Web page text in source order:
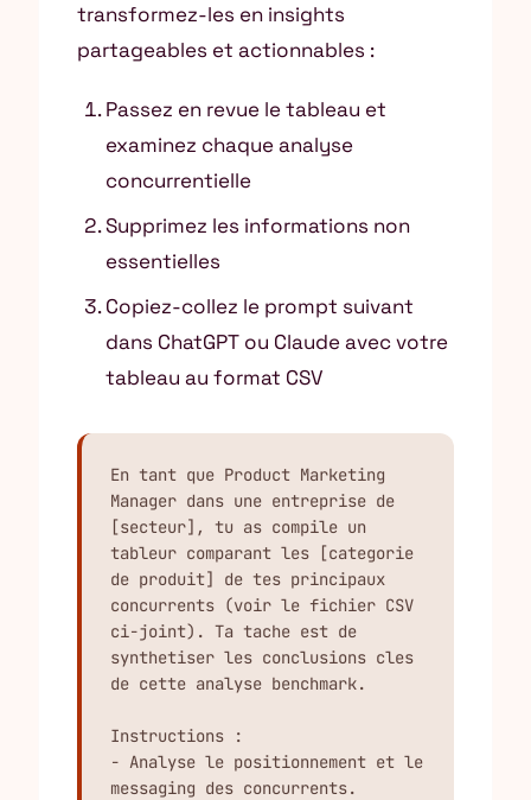
transformez-les en insights
partageables et actionnables :
Passez en revue le tableau et
examinez chaque analyse
concurrentielle
Supprimez les informations non
essentielles
Copiez-collez le prompt suivant
dans ChatGPT ou Claude avec votre
tableau au format CSV
En tant que Product Marketing
Manager dans une entreprise de
[secteur], tu as compile un
tableur comparant les [categorie
de produit] de tes principaux
concurrents (voir le fichier CSV
ci-joint). Ta tache est de
synthetiser les conclusions cles
de cette analyse benchmark.
Instructions :
- Analyse le positionnement et le
messaging des concurrents.